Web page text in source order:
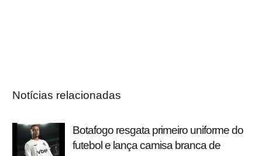
Notícias relacionadas
Botafogo resgata primeiro uniforme do
futebol e lança camisa branca de